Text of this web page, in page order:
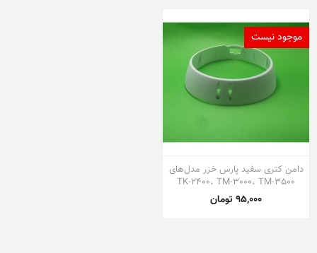
موجود نیست
دامن کتری سفید پارس خزر مدل‌های
TK-2400، TM-3000، TM-3500
95,000 تومان